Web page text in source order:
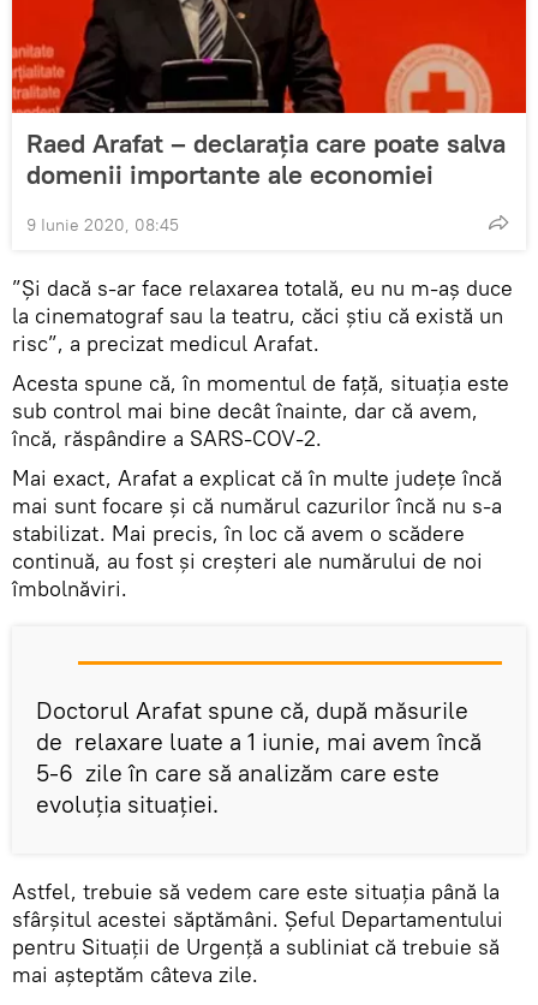
Raed Arafat – declarația care poate salva
domenii importante ale economiei
9 Iunie 2020, 08:45
”Și dacă s-ar face relaxarea totală, eu nu m-aș duce
la cinematograf sau la teatru, căci știu că există un
risc”, a precizat medicul Arafat.
Acesta spune că, în momentul de față, situația este
sub control mai bine decât înainte, dar că avem,
încă, răspândire a SARS-COV-2.
Mai exact, Arafat a explicat că în multe județe încă
mai sunt focare și că numărul cazurilor încă nu s-a
stabilizat. Mai precis, în loc că avem o scădere
continuă, au fost și creșteri ale numărului de noi
îmbolnăviri.
Doctorul Arafat spune că, după măsurile
de relaxare luate a 1 iunie, mai avem încă
5-6 zile în care să analizăm care este
evoluția situației.
Astfel, trebuie să vedem care este situația până la
sfârșitul acestei săptămâni. Șeful Departamentului
pentru Situații de Urgență a subliniat că trebuie să
mai așteptăm câteva zile.